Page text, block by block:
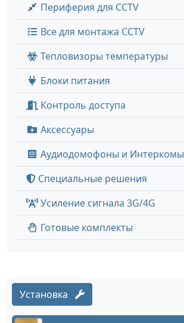
Периферия для CCTV
Все для монтажа CCTV
Тепловизоры температуры
Блоки питания
Контроль доступа
Аксессуары
Аудиодомофоны и Интеркомы
Специальные решения
Усиление сигнала 3G/4G
Готовые комплекты
Установка